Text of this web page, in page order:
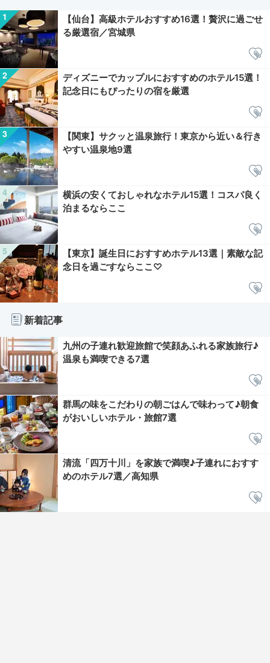
【仙台】高級ホテルおすすめ16選！贅沢に過ごせ
る厳選宿／宮城県
ディズニーでカップルにおすすめのホテル15選！
記念日にもぴったりの宿を厳選
【関東】サクッと温泉旅行！東京から近い＆行き
やすい温泉地9選
横浜の安くておしゃれなホテル15選！コスパ良く
泊まるならここ
【東京】誕生日におすすめホテル13選｜素敵な記
念日を過ごすならここ♡
新着記事
九州の子連れ歓迎旅館で笑顔あふれる家族旅行♪
温泉も満喫できる7選
群馬の味をこだわりの朝ごはんで味わって♪朝食
がおいしいホテル・旅館7選
清流「四万十川」を家族で満喫♪子連れにおすす
めのホテル7選／高知県